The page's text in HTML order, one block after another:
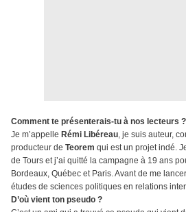
Comment te présenterais-tu à nos lecteurs ?
Je m’appelle Rémi Libéreau, je suis auteur,
producteur de Teorem qui est un projet indé.
de Tours et j’ai quitté la campagne à 19 ans
Bordeaux, Québec et Paris. Avant de me
études de sciences politiques en relations
D’où vient ton pseudo ?